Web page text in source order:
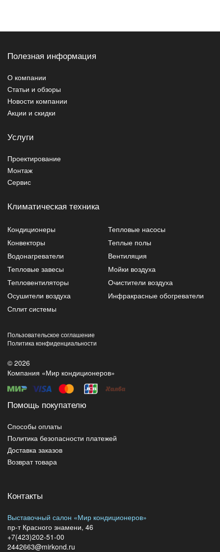
Полезная информация
О компании
Статьи и обзоры
Новости компании
Акции и скидки
Услуги
Проектирование
Монтаж
Сервис
Климатическая техника
Кондиционеры
Тепловые насосы
Конвекторы
Теплые полы
Водонагреватели
Вентиляция
Тепловые завесы
Мойки воздуха
Тепловентиляторы
Очистители воздуха
Осушители воздуха
Инфракрасные обогреватели
Сплит системы
Пользовательское соглашение
Политика конфиденциальности
© 2026
Компания «Мир кондиционеров»
Помощь покупателю
Способы оплаты
Политика безопасности платежей
Доставка заказов
Возврат товара
Контакты
Выставочный салон «Мир кондиционеров»
пр-т Красного знамени, 46
+7(423)202-51-00
2442663@mirkond.ru